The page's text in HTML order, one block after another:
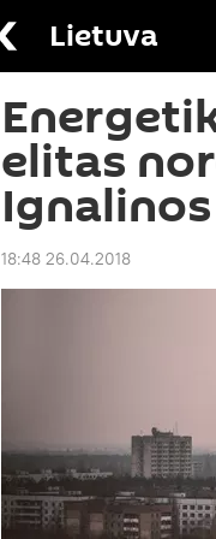
Lietuva
elitas
18:48 26.04.2018